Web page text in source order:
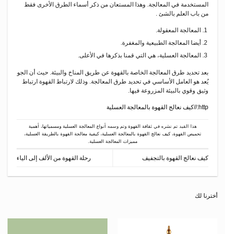
المستخدمة في المعالجة. وهذا المستعان من ذكر أسماء الطرق الأخرى فقط
من باب العلم بالشئ .
المعالجة المعقولة.
أيضا المعالجة الطبيعية والمغفرة.
المعالجة العسلية، هي التي قمنا بذكرها في الأعلى.
بعد تحديد طرق المعالجة الخاصة بالقهوة عن طريق المناخ والبيئة. حيث أن الجو
يُعد هو العامل الأساسي في تحديد طرق المعالجة. وذلك لارتباط القهوة ارتباط
وثيق وقوي بالبيئة المزروعة فيها.
http://كيف نعالج القهوة بالمعالجة العسلية
هذا القيد تم نشره فيثقافة القهوة وتم وسمه أنواع المعالجة العسلية ومسمياتها، أهمية
تحميص القهوة،كيف نعالج القهوة بالمعالجة العسلية،كيفية معالجة القهوة بالطريقة العسلية،
مميزات المعالجة العسلية
كيف نعالج القهوة بالتجفيف رحلة القهوة من الألف إلى الياء
أخترنا لك